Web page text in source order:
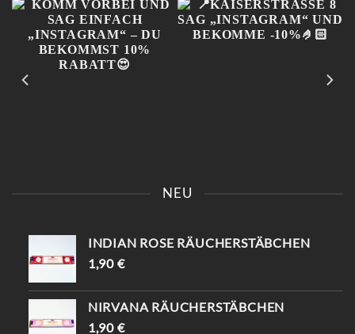
PRODUKTSEITE
GEWÄHLT
WERDEN
NEU
INDIAN ROSE RÄUCHERSTÄBCHEN
1,90 €
NIRVANA RÄUCHERSTÄBCHEN
1,90 €